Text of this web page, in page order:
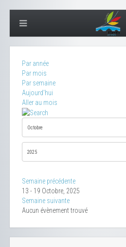
Par année
Par mois
Par semaine
Aujourd'hui
Aller au mois
Semaine précédente
13 - 19 Octobre, 2025
Semaine suivante
Aucun évènement trouvé